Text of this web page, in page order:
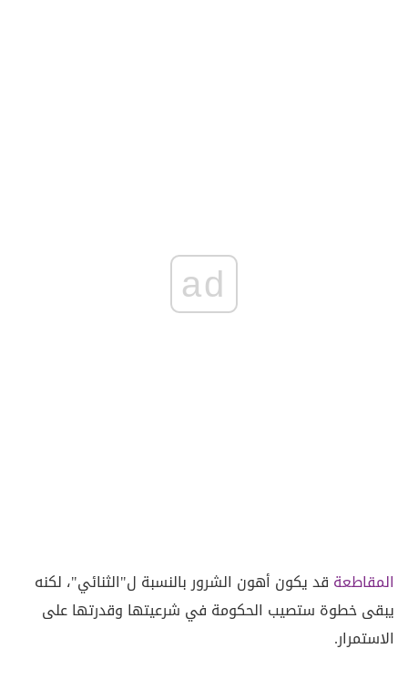
ad
المقاطعة قد يكون أهون الشرور بالنسبة ل"الثنائي"، لكنه
يبقى خطوة ستصيب الحكومة في شرعيتها وقدرتها على
الاستمرار.